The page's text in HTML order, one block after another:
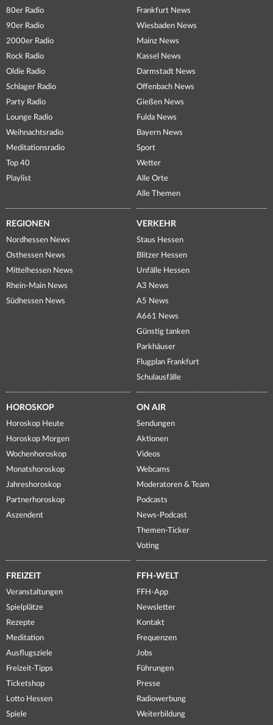
80er Radio
90er Radio
2000er Radio
Rock Radio
Oldie Radio
Schlager Radio
Party Radio
Lounge Radio
Weihnachtsradio
Meditationsradio
Top 40
Playlist
Frankfurt News
Wiesbaden News
Mainz News
Kassel News
Darmstadt News
Offenbach News
Gießen News
Fulda News
Bayern News
Sport
Wetter
Alle Orte
Alle Themen
REGIONEN
Nordhessen News
Osthessen News
Mittelhessen News
Rhein-Main News
Südhessen News
VERKEHR
Staus Hessen
Blitzer Hessen
Unfälle Hessen
A3 News
A5 News
A661 News
Günstig tanken
Parkhäuser
Flugplan Frankfurt
Schulausfälle
HOROSKOP
Horoskop Heute
Horoskop Morgen
Wochenhoroskop
Monatshoroskop
Jahreshoroskop
Partnerhoroskop
Aszendent
ON AIR
Sendungen
Aktionen
Videos
Webcams
Moderatoren & Team
Podcasts
News-Podcast
Themen-Ticker
Voting
FREIZEIT
Veranstaltungen
Spielplätze
Rezepte
Meditation
Ausflugsziele
Freizeit-Tipps
Ticketshop
Lotto Hessen
Spiele
FFH-WELT
FFH-App
Newsletter
Kontakt
Frequenzen
Jobs
Führungen
Presse
Radiowerbung
Weiterbildung